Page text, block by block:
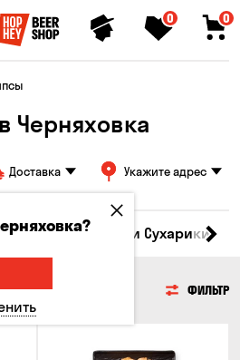
0 0
Черняховка
Доставка Укажите адрес
Чипсы Гренки и Сухарики
ФИЛЬТР